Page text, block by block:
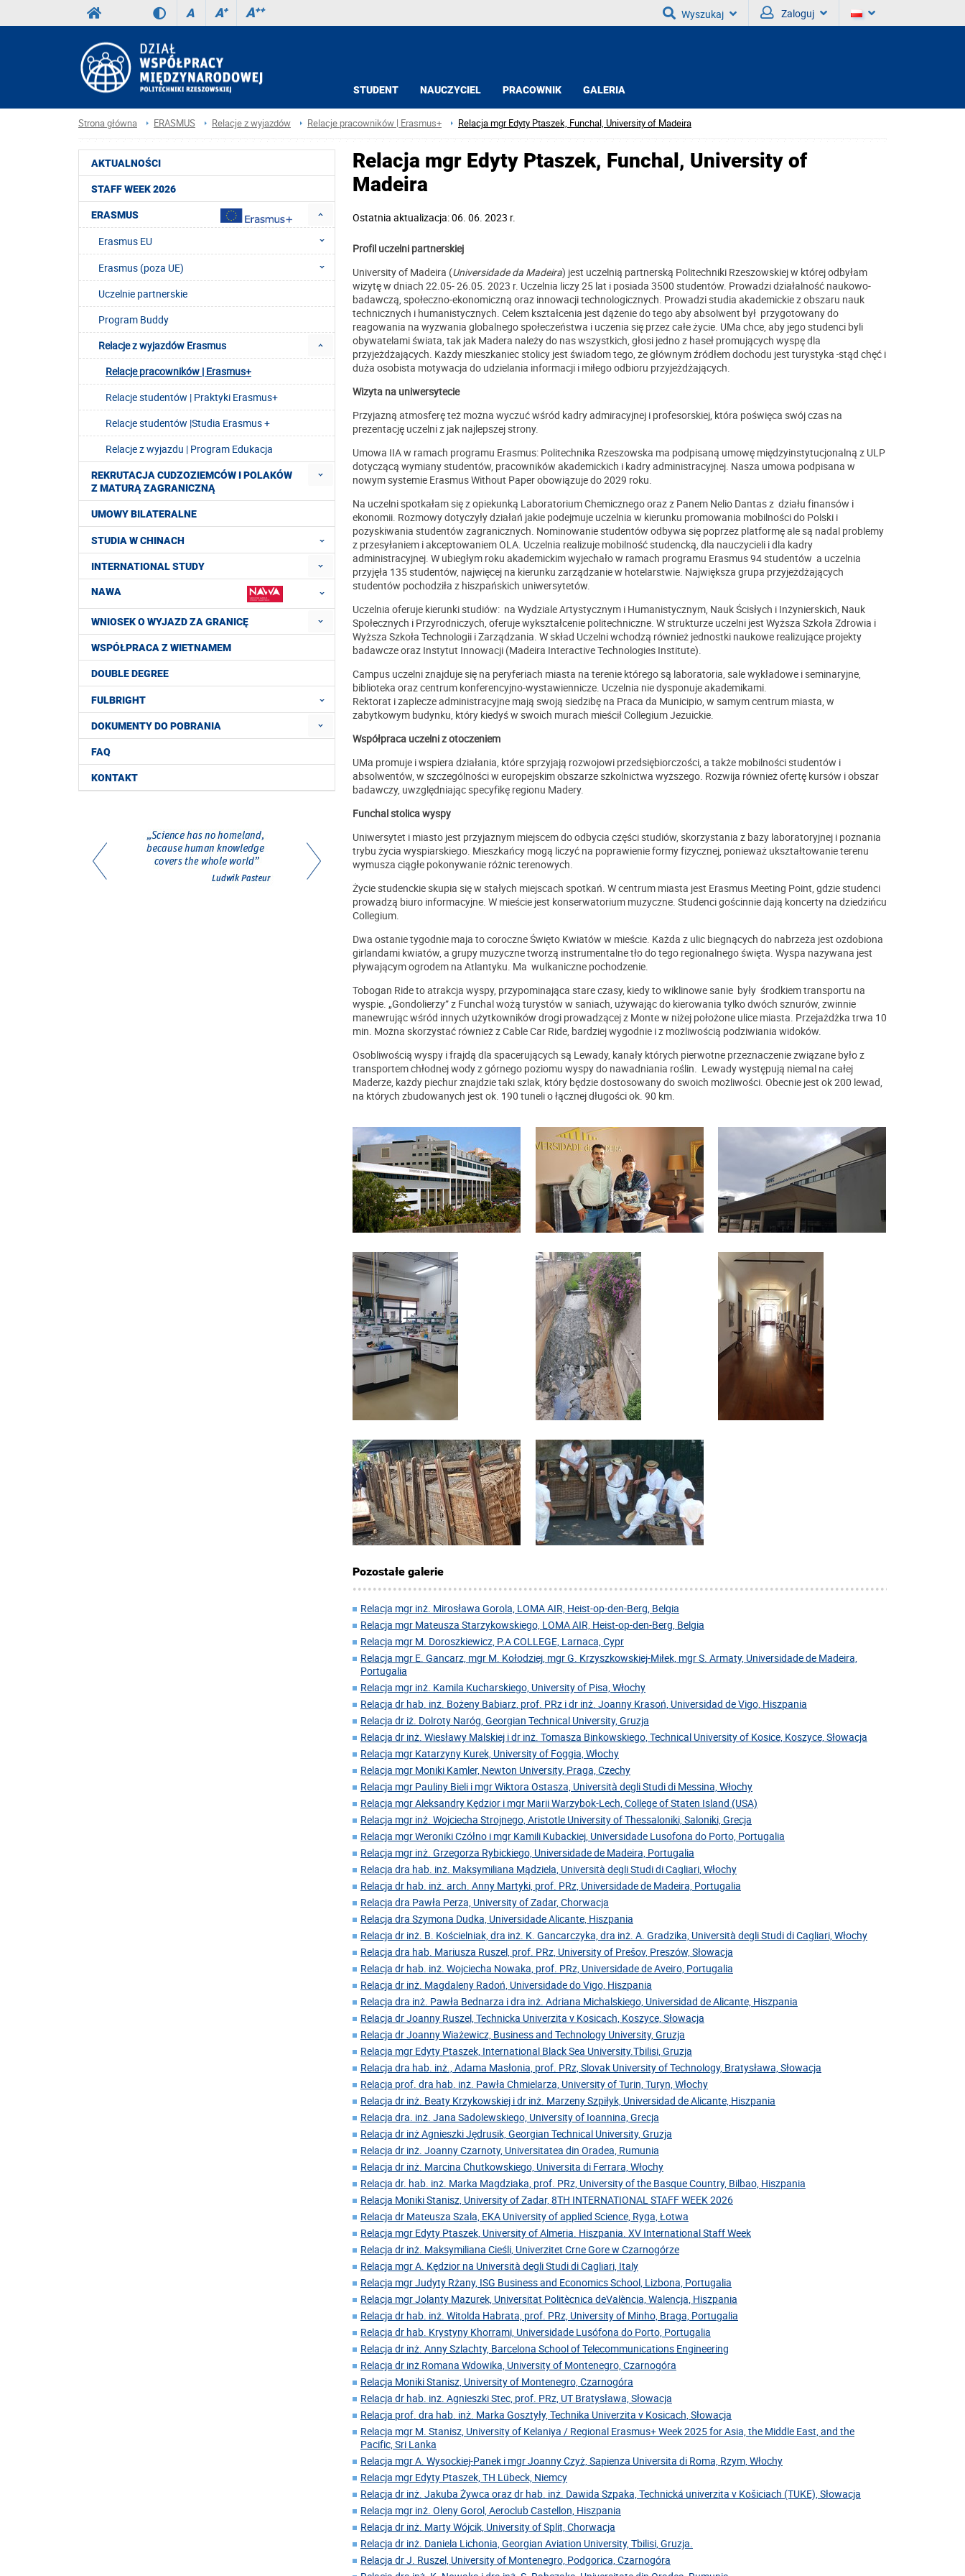
A A+ A++ Wyszukaj Zaloguj
STUDENT NAUCZYCIEL PRACOWNIK GALERIA
Strona główna ERASMUS Relacje z wyjazdów Relacje pracowników | Erasmus+ Relacja mgr Edyty Ptaszek, Funchal, University of Madeira
AKTUALNOŚCI
STAFF WEEK 2026
ERASMUS
Erasmus EU
Erasmus (poza UE)
Uczelnie partnerskie
Program Buddy
Relacje z wyjazdów Erasmus
Relacje pracowników | Erasmus+
Relacje studentów | Praktyki Erasmus+
Relacje studentów |Studia Erasmus +
Relacje z wyjazdu | Program Edukacja
REKRUTACJA CUDZOZIEMCÓW I POLAKÓW
Z MATURĄ ZAGRANICZNĄ
UMOWY BILATERALNE
STUDIA W CHINACH
INTERNATIONAL STUDY
NAWA
WNIOSEK O WYJAZD ZA GRANICĘ
WSPÓŁPRACA Z WIETNAMEM
DOUBLE DEGREE
FULBRIGHT
DOKUMENTY DO POBRANIA
FAQ
KONTAKT
Relacja mgr Edyty Ptaszek, Funchal, University of
Madeira
Ostatnia aktualizacja: 06. 06. 2023 r.
Profil uczelni partnerskiej
University of Madeira (Universidade da Madeira) jest uczelnią partnerską Politechniki Rzeszowskiej w której odbyłam
wizytę w dniach 22.05- 26.05. 2023 r. Uczelnia liczy 25 lat i posiada 3500 studentów. Prowadzi działalność naukowo-
badawczą, społeczno-ekonomiczną oraz innowacji technologicznych. Prowadzi studia akademickie z obszaru nauk
technicznych i humanistycznych. Celem kształcenia jest dążenie do tego aby absolwent był przygotowany do
reagowania na wyzwania globalnego społeczeństwa i uczenia się przez całe życie. UMa chce, aby jego studenci byli
obywatelami świata, tak jak Madera należy do nas wszystkich, głosi jedno z haseł promujących wyspę dla
przyjeżdżających. Każdy mieszkaniec stolicy jest świadom tego, że głównym źródłem dochodu jest turystyka stąd chęć i
duża osobista motywacja do udzielania informacji i miłego odbioru przyjeżdżających.
Wizyta na uniwersytecie
Przyjazną atmosferę też można wyczuć wśród kadry admiracyjnej i profesorskiej, która poświęca swój czas na
prezentację uczelni z jak najlepszej strony.
Umowa IIA w ramach programu Erasmus: Politechnika Rzeszowska ma podpisaną umowę międzyinstytucjonalną z ULP
dotyczącą wymiany studentów, pracowników akademickich i kadry administracyjnej. Nasza umowa podpisana w
nowym systemie Erasmus Without Paper obowiązuje do 2029 roku.
Na uczelni spotkałam się z opiekunką Laboratorium Chemicznego oraz z Panem Nelio Dantas z działu finansów i
ekonomii. Rozmowy dotyczyły działań jakie podejmuje uczelnia w kierunku promowania mobilności do Polski i
pozyskiwania studentów zagranicznych. Nominowanie studentów odbywa się poprzez platformę ale są nadal problemy
z przesyłaniem i akceptowaniem OLA. Uczelnia realizuje mobilność studencką, dla nauczycieli i dla kadry
administracyjnej. W ubiegłym roku akademickim wyjechało w ramach programu Erasmus 94 studentów a uczelnia
przyjęła 135 studentów, najwięcej na kierunku zarządzanie w hotelarstwie. Największa grupa przyjeżdżających
studentów pochodziła z hiszpańskich uniwersytetów.
Uczelnia oferuje kierunki studiów: na Wydziale Artystycznym i Humanistycznym, Nauk Ścisłych i Inżynierskich, Nauk
Społecznych i Przyrodniczych, oferuje wykształcenie politechniczne. W strukturze uczelni jest Wyższa Szkoła Zdrowia i
Wyższa Szkoła Technologii i Zarządzania. W skład Uczelni wchodzą również jednostki naukowe realizujące projekty
badawcze oraz Instytut Innowacji (Madeira Interactive Technologies Institute).
Campus uczelni znajduje się na peryferiach miasta na terenie którego są laboratoria, sale wykładowe i seminaryjne,
biblioteka oraz centrum konferencyjno-wystawiennicze. Uczelnia nie dysponuje akademikami.
Rektorat i zaplecze administracyjne mają swoją siedzibę na Praca da Municipio, w samym centrum miasta, w
zabytkowym budynku, który kiedyś w swoich murach mieścił Collegium Jezuickie.
Współpraca uczelni z otoczeniem
UMa promuje i wspiera działania, które sprzyjają rozwojowi przedsiębiorczości, a także mobilności studentów i
absolwentów, w szczególności w europejskim obszarze szkolnictwa wyższego. Rozwija również ofertę kursów i obszar
badawczy, uwzględniając specyfikę regionu Madery.
Funchal stolica wyspy
Uniwersytet i miasto jest przyjaznym miejscem do odbycia części studiów, skorzystania z bazy laboratoryjnej i poznania
trybu życia wyspiarskiego. Mieszkańcy mogą liczyć na poprawienie formy fizycznej, ponieważ ukształtowanie terenu
wymusza ciągłe pokonywanie różnic terenowych.
Życie studenckie skupia się w stałych miejscach spotkań. W centrum miasta jest Erasmus Meeting Point, gdzie studenci
prowadzą biuro informacyjne. W mieście jest konserwatorium muzyczne. Studenci gościnnie dają koncerty na dziedzińcu
Collegium.
Dwa ostanie tygodnie maja to coroczne Święto Kwiatów w mieście. Każda z ulic biegnących do nabrzeża jest ozdobiona
girlandami kwiatów, a grupy muzyczne tworzą instrumentalne tło do tego regionalnego święta. Wyspa nazywana jest
pływającym ogrodem na Atlantyku. Ma wulkaniczne pochodzenie.
Tobogan Ride to atrakcja wyspy, przypominająca stare czasy, kiedy to wiklinowe sanie były środkiem transportu na
wyspie. „Gondolierzy” z Funchal wożą turystów w saniach, używając do kierowania tylko dwóch sznurów, zwinnie
manewrując wśród innych użytkowników drogi prowadzącej z Monte w niżej położone ulice miasta. Przejażdżka trwa 10
min. Można skorzystać również z Cable Car Ride, bardziej wygodnie i z możliwością podziwiania widoków.
Osobliwością wyspy i frajdą dla spacerujących są Lewady, kanały których pierwotne przeznaczenie związane było z
transportem chłodnej wody z górnego poziomu wyspy do nawadniania roślin. Lewady występują niemal na całej
Maderze, każdy piechur znajdzie taki szlak, który będzie dostosowany do swoich możliwości. Obecnie jest ok 200 lewad,
na których zbudowanych jest ok. 190 tuneli o łącznej długości ok. 90 km.
Pozostałe galerie
Relacja mgr inż. Mirosława Gorola, LOMA AIR, Heist-op-den-Berg, Belgia
Relacja mgr Mateusza Starzykowskiego, LOMA AIR, Heist-op-den-Berg, Belgia
Relacja mgr M. Doroszkiewicz, P.A COLLEGE, Larnaca, Cypr
Relacja mgr E. Gancarz, mgr M. Kołodziej, mgr G. Krzyszkowskiej-Miłek, mgr S. Armaty, Universidade de Madeira,
Portugalia
Relacja mgr inż. Kamila Kucharskiego, University of Pisa, Włochy
Relacja dr hab. inż. Bożeny Babiarz, prof. PRz i dr inż. Joanny Krasoń, Universidad de Vigo, Hiszpania
Relacja dr iż. Dolroty Naróg, Georgian Technical University, Gruzja
Relacja dr inż. Wiesławy Malskiej i dr inż. Tomasza Binkowskiego, Technical University of Kosice, Koszyce, Słowacja
Relacja mgr Katarzyny Kurek, University of Foggia, Włochy
Relacja mgr Moniki Kamler, Newton University, Praga, Czechy
Relacja mgr Pauliny Bieli i mgr Wiktora Ostasza, Università degli Studi di Messina, Włochy
Relacja mgr Aleksandry Kędzior i mgr Marii Warzybok-Lech, College of Staten Island (USA)
Relacja mgr inż. Wojciecha Strojnego, Aristotle University of Thessaloniki, Saloniki, Grecja
Relacja mgr Weroniki Czółno i mgr Kamili Kubackiej, Universidade Lusofona do Porto, Portugalia
Relacja mgr inż. Grzegorza Rybickiego, Universidade de Madeira, Portugalia
Relacja dra hab. inż. Maksymiliana Mądziela, Università degli Studi di Cagliari, Włochy
Relacja dr hab. inż. arch. Anny Martyki, prof. PRz, Universidade de Madeira, Portugalia
Relacja dra Pawła Perza, University of Zadar, Chorwacja
Relacja dra Szymona Dudka, Universidade Alicante, Hiszpania
Relacja dr inż. B. Kościelniak, dra inż. K. Gancarczyka, dra inż. A. Gradzika, Università degli Studi di Cagliari, Włochy
Relacja dra hab. Mariusza Ruszel, prof. PRz, University of Prešov, Preszów, Słowacja
Relacja dr hab. inż. Wojciecha Nowaka, prof. PRz, Universidade de Aveiro, Portugalia
Relacja dr inż. Magdaleny Radoń, Universidade do Vigo, Hiszpania
Relacja dra inż. Pawła Bednarza i dra inż. Adriana Michalskiego, Universidad de Alicante, Hiszpania
Relacja dr Joanny Ruszel, Technicka Univerzita v Kosicach, Koszyce, Słowacja
Relacja dr Joanny Wiażewicz, Business and Technology University, Gruzja
Relacja mgr Edyty Ptaszek, International Black Sea University.Tbilisi, Gruzja
Relacja dra hab. inż., Adama Masłonia, prof. PRz, Slovak University of Technology, Bratysława, Słowacja
Relacja prof. dra hab. inż. Pawła Chmielarza, University of Turin, Turyn, Włochy
Relacja dr inż. Beaty Krzykowskiej i dr inż. Marzeny Szpiłyk, Universidad de Alicante, Hiszpania
Relacja dra. inż. Jana Sadolewskiego, University of Ioannina, Grecja
Relacja dr inż Agnieszki Jędrusik, Georgian Technical University, Gruzja
Relacja dr inż. Joanny Czarnoty, Universitatea din Oradea, Rumunia
Relacja dr inż. Marcina Chutkowskiego, Universita di Ferrara, Włochy
Relacja dr. hab. inż. Marka Magdziaka, prof. PRz, University of the Basque Country, Bilbao, Hiszpania
Relacja Moniki Stanisz, University of Zadar, 8TH INTERNATIONAL STAFF WEEK 2026
Relacja dr Mateusza Szala, EKA University of applied Science, Ryga, Łotwa
Relacja mgr Edyty Ptaszek, University of Almeria. Hiszpania. XV International Staff Week
Relacja dr inż. Maksymiliana Cieśli, Univerzitet Crne Gore w Czarnogórze
Relacja mgr A. Kędzior na Università degli Studi di Cagliari, Italy
Relacja mgr Judyty Rżany, ISG Business and Economics School, Lizbona, Portugalia
Relacja mgr Jolanty Mazurek, Universitat Politècnica deValència, Walencja, Hiszpania
Relacja dr hab. inż. Witolda Habrata, prof. PRz, University of Minho, Braga, Portugalia
Relacja dr hab. Krystyny Khorrami, Universidade Lusófona do Porto, Portugalia
Relacja dr inż. Anny Szlachty, Barcelona School of Telecommunications Engineering
Relacja dr inż Romana Wdowika, University of Montenegro, Czarnogóra
Relacja Moniki Stanisz, University of Montenegro, Czarnogóra
Relacja dr hab. inż. Agnieszki Stec, prof. PRz, UT Bratysława, Słowacja
Relacja prof. dra hab. inż. Marka Gosztyły, Technika Univerzita v Kosicach, Słowacja
Relacja mgr M. Stanisz, University of Kelaniya / Regional Erasmus+ Week 2025 for Asia, the Middle East, and the
Pacific, Sri Lanka
Relacja mgr A. Wysockiej-Panek i mgr Joanny Czyż, Sapienza Universita di Roma, Rzym, Włochy
Relacja mgr Edyty Ptaszek, TH Lübeck, Niemcy
Relacja dr inż. Jakuba Żywca oraz dr hab. inż. Dawida Szpaka, Technická univerzita v Košiciach (TUKE), Słowacja
Relacja mgr inż. Oleny Gorol, Aeroclub Castellon, Hiszpania
Relacja dr inż. Marty Wójcik, University of Split, Chorwacja
Relacja dr inż. Daniela Lichonia, Georgian Aviation University, Tbilisi, Gruzja.
Relacja dr J. Ruszel, University of Montenegro, Podgorica, Czarnogóra